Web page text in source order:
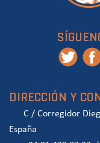
DIRECCIÓN Y
C / Corregidor
España